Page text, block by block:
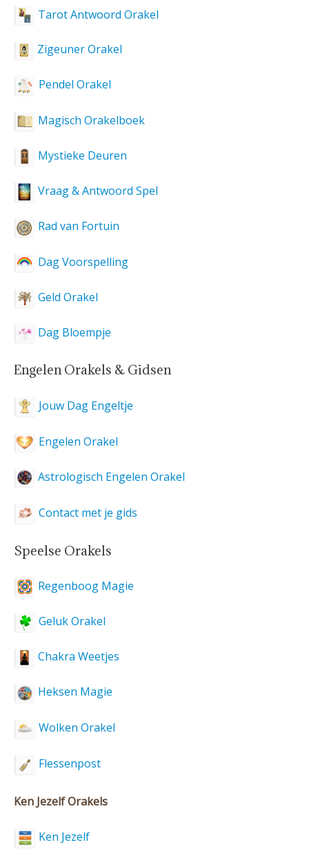
Tarot Antwoord Orakel
Zigeuner Orakel
Pendel Orakel
Magisch Orakelboek
Mystieke Deuren
Vraag & Antwoord Spel
Rad van Fortuin
Dag Voorspelling
Geld Orakel
Dag Bloempje
Engelen Orakels & Gidsen
Jouw Dag Engeltje
Engelen Orakel
Astrologisch Engelen Orakel
Contact met je gids
Speelse Orakels
Regenboog Magie
Geluk Orakel
Chakra Weetjes
Heksen Magie
Wolken Orakel
Flessenpost
Ken Jezelf Orakels
Ken Jezelf